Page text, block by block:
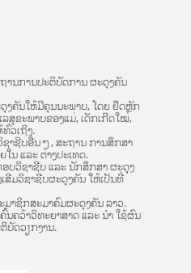
ານການປະຕິບັດການ ຜະດຸງຄັນ
ງຄັນໃຫ້ມີຄຸນນະພາບ, ໂດຍ ຢຶດຫຼັກ
ສຸຂະພາບຂອງແມ່, ເດັກເກີດໃໝ່,
ວເຖິງ.
ຊາຊີບອື່ນໆ, ສະຖານ ການສຶກສາ
ນ ແລະ ຕ່າງປະເທດ.
ບວິຊາຊີບ ແລະ ນັກສຶກສາ ຜະດຸງ
ມວິຊາຊີບຜະດຸງຄັນ ໃຫ້ເປັນທີ່
າຊິກສະມາຄົມຜະດຸງຄັນ ລາວ.
ນຄວ້າວິທະຍາສາດ ແລະ ນໍາ ໃຊ້ຜົນ
ບັດວຽກງານ.